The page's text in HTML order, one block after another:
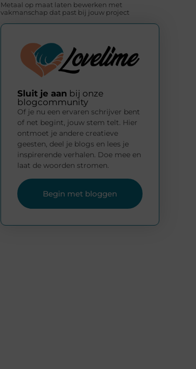
Metaal op maat laten bewerken met
vakmanschap dat past bij jouw project
Sluit je aan bij onze
blogcommunity
Of je nu een ervaren schrijver bent
of net begint, jouw stem telt. Hier
ontmoet je andere creatieve
geesten, deel je blogs en lees je
inspirerende verhalen. Doe mee en
laat de woorden stromen.
Begin met bloggen